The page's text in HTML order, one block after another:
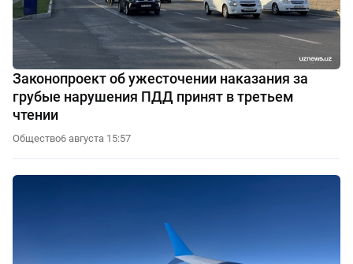
Законопроект об ужесточении наказания за
грубые нарушения ПДД принят в третьем
чтении
Общество6 августа 15:57